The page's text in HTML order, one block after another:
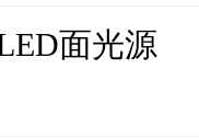
面光源